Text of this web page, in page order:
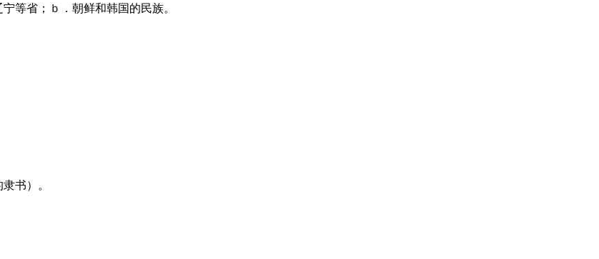
宁等省；ｂ．朝鲜和韩国的民族。
书）。